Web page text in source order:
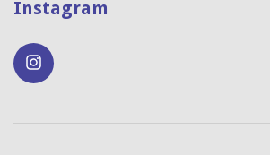
Instagram